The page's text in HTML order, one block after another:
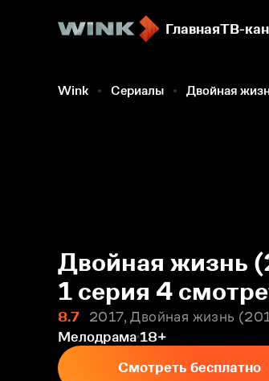
ГлавнаяТВ-
Wink Сериалы Двойная
Двойная жизнь
1 серия 4
8.7
2017, Двойная жизнь
Мелодрама 18+
Смотреть бесплатно